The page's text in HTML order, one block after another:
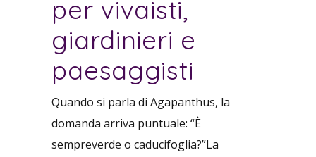
per vivaisti,
giardinieri e
paesaggisti
Quando si parla di Agapanthus, la
domanda arriva puntuale: “È
sempreverde o caducifoglia?”La